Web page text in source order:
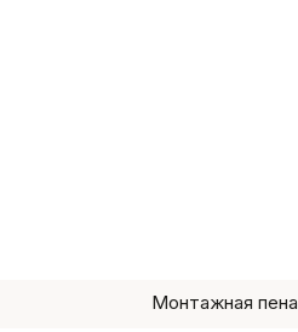
Монтажная пена